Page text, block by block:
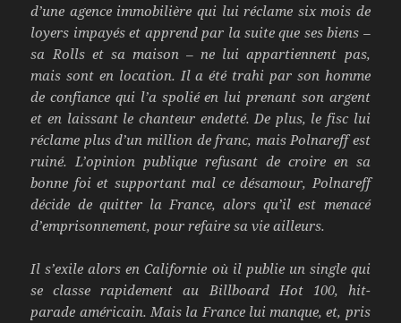
d’une agence immobilière qui lui réclame six mois de
loyers impayés et apprend par la suite que ses biens –
sa Rolls et sa maison – ne lui appartiennent pas,
mais sont en location. Il a été trahi par son homme
de confiance qui l’a spolié en lui prenant son argent
et en laissant le chanteur endetté. De plus, le fisc lui
réclame plus d’un million de franc, mais Polnareff est
ruiné. L’opinion publique refusant de croire en sa
bonne foi et supportant mal ce désamour, Polnareff
décide de quitter la France, alors qu’il est menacé
d’emprisonnement, pour refaire sa vie ailleurs.
Il s’exile alors en Californie où il publie un single qui
se classe rapidement au Billboard Hot 100, hit-
parade américain. Mais la France lui manque, et, pris